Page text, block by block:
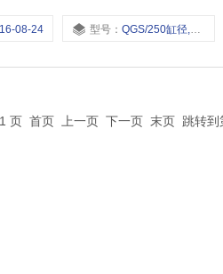
08-24 型号：QGS/250缸径,QGS/200缸径,QGS/160缸径,
页 首页 上一页 下一页 末页 跳转到